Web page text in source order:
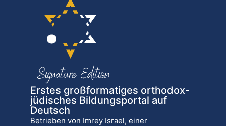
Erstes großformatiges orthodox-
jüdisches Bildungsportal auf
Deutsch
Betrieben von Imrey Israel, einer